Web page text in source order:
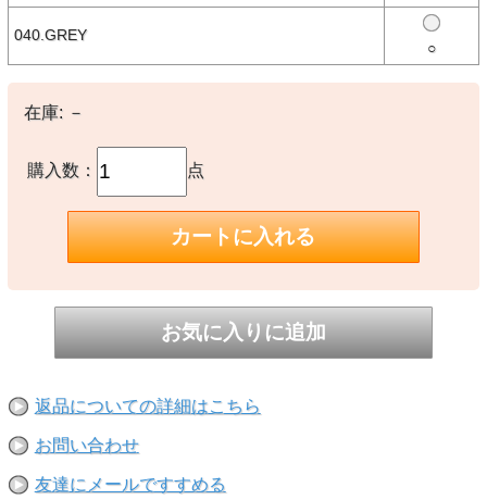
※撮影時の環境やご使用のPCモニター等の環境により実際の色味と
※当店取扱い商品は一部店頭在庫と共有をしております。
生し、やむをえずご注文をキャンセルさせていただく場合がございま
す。完売や欠品の場合は大変ご迷惑をおかけしますが、予めご了承の
040.GREY
○
在庫: －
購入数： 点
返品についての詳細はこちら
お問い合わせ
友達にメールですすめる